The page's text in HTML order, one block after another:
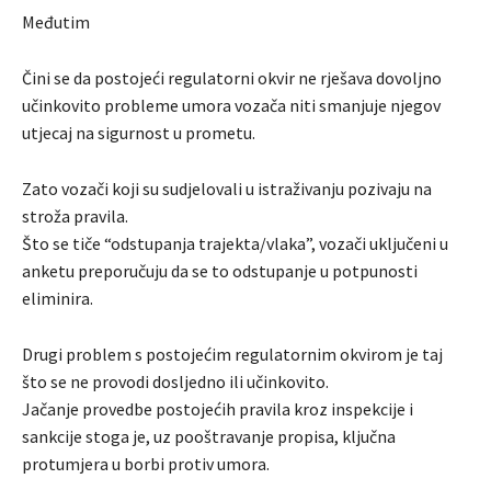
Međutim
Čini se da postojeći regulatorni okvir ne rješava dovoljno
učinkovito probleme umora vozača niti smanjuje njegov
utjecaj na sigurnost u prometu.
Zato vozači koji su sudjelovali u istraživanju pozivaju na
stroža pravila.
Što se tiče “odstupanja trajekta/vlaka”, vozači uključeni u
anketu preporučuju da se to odstupanje u potpunosti
eliminira.
Drugi problem s postojećim regulatornim okvirom je taj
što se ne provodi dosljedno ili učinkovito.
Jačanje provedbe postojećih pravila kroz inspekcije i
sankcije stoga je, uz pooštravanje propisa, ključna
protumjera u borbi protiv umora.